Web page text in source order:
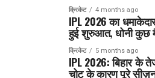
क्रिकेट 4 months ago
IPL 2026 का
हुई शुरुआत, धोनी कुछ
क्रिकेट 5 months ago
IPL 2026: बिहार के
चोट के कारण पूरे